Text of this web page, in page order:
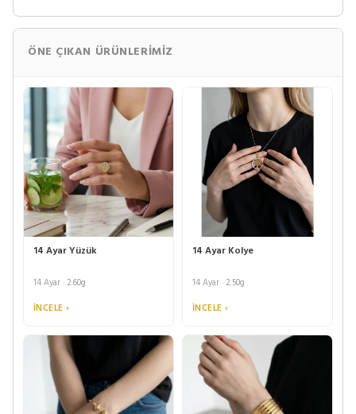
ÖNE ÇIKAN ÜRÜNLERIMIZ
14 Ayar Yüzük
14 Ayar · 2.60g
İNCELE ›
14 Ayar Kolye
14 Ayar · 2.50g
İNCELE ›